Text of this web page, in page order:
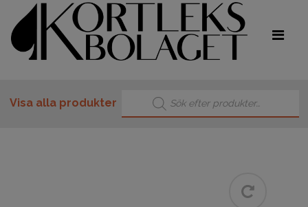
Visa alla produkter
Produktsökning